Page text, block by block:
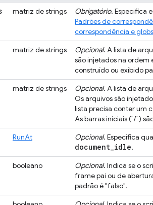
matriz de strings Obrigatório. Especifica
Padrões de
correspondência e globs
matriz de strings Opcional. A lista de
são injetados na ordem
construído ou exibido
matriz de strings Opcional. A lista de
Os arquivos são
lista precisa conter um
As barras iniciais (`/`)
RunAt Opcional. Especifica
document_idle.
booleano Opcional. Indica se o
frame pai ou de
padrão é "falso".